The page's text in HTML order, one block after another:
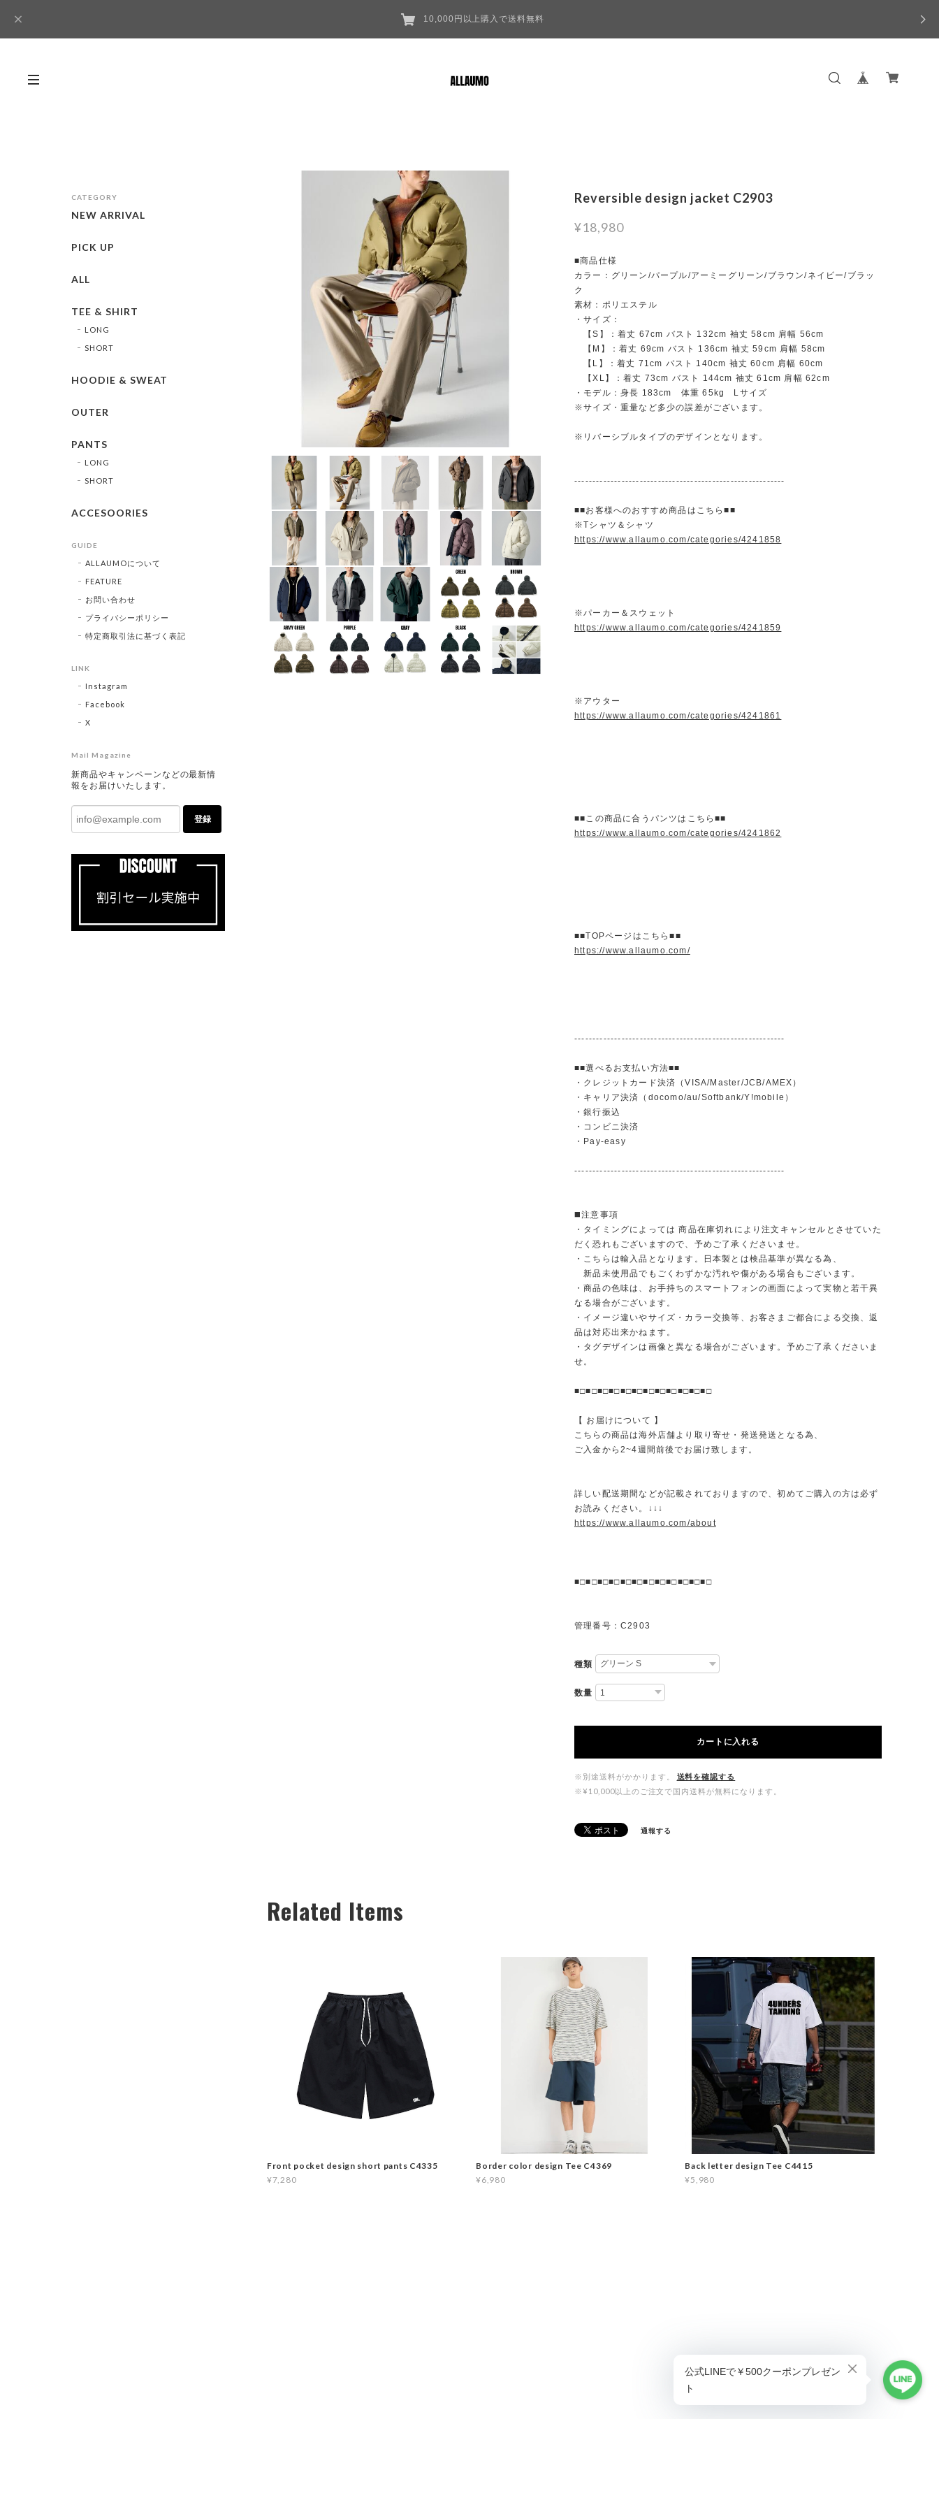
10,000円以上購入で送料無料
Reversible design jacket C2903
¥18,980
■商品仕様
カラー：グリーン/パープル/アーミーグリーン/ブラウン/ネイビー/ブラッ
ク
素材：ポリエステル
・サイズ：
【S】：着丈 67cm バスト 132cm 袖丈 58cm 肩幅 56cm
【M】：着丈 69cm バスト 136cm 袖丈 59cm 肩幅 58cm
【L】：着丈 71cm バスト 140cm 袖丈 60cm 肩幅 60cm
【XL】：着丈 73cm バスト 144cm 袖丈 61cm 肩幅 62cm
・モデル：身長 183cm 体重 65kg Lサイズ
※サイズ・重量など多少の誤差がございます。
※リバーシブルタイプのデザインとなります。
----------------------------------------------------------
■■お客様へのおすすめ商品はこちら■■
※Tシャツ＆シャツ
https://www.allaumo.com/categories/4241858
※パーカー＆スウェット
https://www.allaumo.com/categories/4241859
※アウター
https://www.allaumo.com/categories/4241861
■■この商品に合うパンツはこちら■■
https://www.allaumo.com/categories/4241862
■■TOPページはこちら■■
https://www.allaumo.com/
----------------------------------------------------------
■■選べるお支払い方法■■
・クレジットカード決済（VISA/Master/JCB/AMEX）
・キャリア決済（docomo/au/Softbank/Y!mobile）
・銀行振込
・コンビニ決済
・Pay-easy
----------------------------------------------------------
◼️注意事項
・タイミングによっては 商品在庫切れにより注文キャンセルとさせていた
だく恐れもございますので、予めご了承くださいませ。
・こちらは輸入品となります。日本製とは検品基準が異なる為、
新品未使用品でもごくわずかな汚れや傷がある場合もございます。
・商品の色味は、お手持ちのスマートフォンの画面によって実物と若干異
なる場合がございます。
・イメージ違いやサイズ・カラー交換等、お客さまご都合による交換、返
品は対応出来かねます。
・タグデザインは画像と異なる場合がございます。予めご了承くださいま
せ。
■□■□■□■□■□■□■□■□■□■□■□■□
【 お届けについて 】
こちらの商品は海外店舗より取り寄せ・発送発送となる為、
ご入金から2~4週間前後でお届け致します。
詳しい配送期間などが記載されておりますので、初めてご購入の方は必ず
お読みください。↓↓↓
https://www.allaumo.com/about
■□■□■□■□■□■□■□■□■□■□■□■□
管理番号：C2903
種類
数量
カートに入れる
※別途送料がかかります。
送料を確認する
※¥10,000以上のご注文で国内送料が無料になります。
通報する
Related Items
Front pocket design short pants C4335
¥7,280
Border color design Tee C4369
¥6,980
Back letter design Tee C4415
¥5,980
CATEGORY
NEW ARRIVAL
PICK UP
ALL
TEE & SHIRT
LONG
SHORT
HOODIE & SWEAT
OUTER
PANTS
LONG
SHORT
ACCESOORIES
GUIDE
ALLAUMOについて
FEATURE
お問い合わせ
プライバシーポリシー
特定商取引法に基づく表記
LINK
Instagram
Facebook
X
Mail Magazine
新商品やキャンペーンなどの最新情
報をお届けいたします。
登録